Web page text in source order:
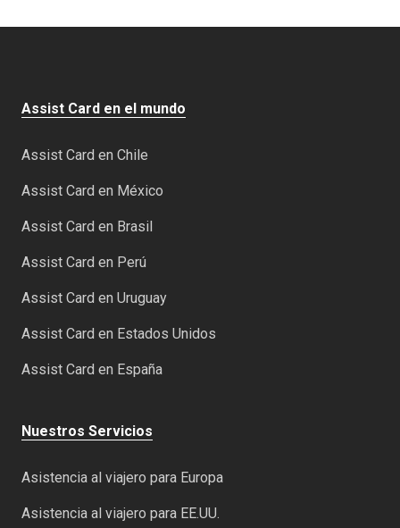
Assist Card en el mundo
Assist Card en Chile
Assist Card en México
Assist Card en Brasil
Assist Card en Perú
Assist Card en Uruguay
Assist Card en Estados Unidos
Assist Card en España
Nuestros Servicios
Asistencia al viajero para Europa
Asistencia al viajero para EE.UU.